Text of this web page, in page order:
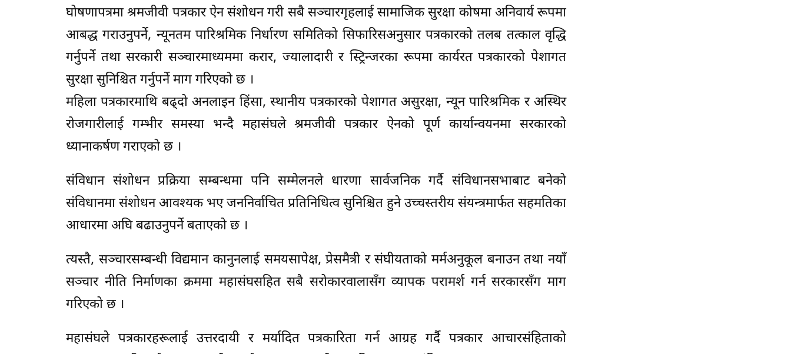
घोषणापत्रमा श्रमजीवी पत्रकार ऐन संशोधन गरी सबै सञ्चारगृहलाई सामाजिक सुरक्षा कोषमा अनिवार्य रूपमा
आबद्ध गराउनुपर्ने, न्यूनतम पारिश्रमिक निर्धारण समितिको सिफारिसअनुसार पत्रकारको तलब तत्काल वृद्धि
गर्नुपर्ने तथा सरकारी सञ्चारमाध्यममा करार, ज्यालादारी र स्ट्रिन्जरका रूपमा कार्यरत पत्रकारको पेशागत
सुरक्षा सुनिश्चित गर्नुपर्ने माग गरिएको छ ।
महिला पत्रकारमाथि बढ्दो अनलाइन हिंसा, स्थानीय पत्रकारको पेशागत असुरक्षा, न्यून पारिश्रमिक र अस्थिर
रोजगारीलाई गम्भीर समस्या भन्दै महासंघले श्रमजीवी पत्रकार ऐनको पूर्ण कार्यान्वयनमा सरकारको
ध्यानाकर्षण गराएको छ ।
संविधान संशोधन प्रक्रिया सम्बन्धमा पनि सम्मेलनले धारणा सार्वजनिक गर्दै संविधानसभाबाट बनेको
संविधानमा संशोधन आवश्यक भए जननिर्वाचित प्रतिनिधित्व सुनिश्चित हुने उच्चस्तरीय संयन्त्रमार्फत सहमतिका
आधारमा अघि बढाउनुपर्ने बताएको छ ।
त्यस्तै, सञ्चारसम्बन्धी विद्यमान कानुनलाई समयसापेक्ष, प्रेसमैत्री र संघीयताको मर्मअनुकूल बनाउन तथा नयाँ
सञ्चार नीति निर्माणका क्रममा महासंघसहित सबै सरोकारवालासँग व्यापक परामर्श गर्न सरकारसँग माग
गरिएको छ ।
महासंघले पत्रकारहरूलाई उत्तरदायी र मर्यादित पत्रकारिता गर्न आग्रह गर्दै पत्रकार आचारसंहिताको